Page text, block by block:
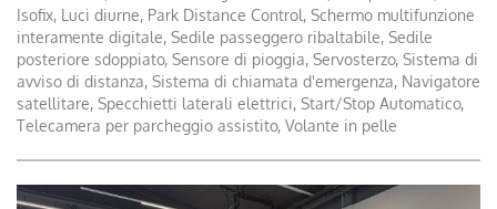
Isofix, Luci diurne, Park Distance Control, Schermo multifunzione
interamente digitale, Sedile passeggero ribaltabile, Sedile
posteriore sdoppiato, Sensore di pioggia, Servosterzo, Sistema di
avviso di distanza, Sistema di chiamata d'emergenza, Navigatore
satellitare, Specchietti laterali elettrici, Start/Stop Automatico,
Telecamera per parcheggio assistito, Volante in pelle